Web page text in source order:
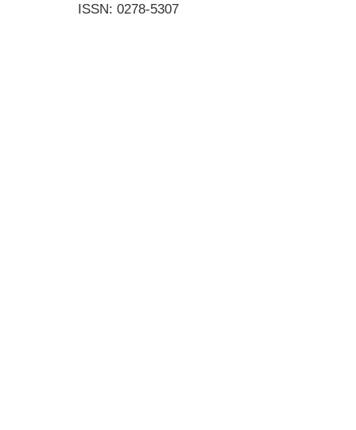
ISSN: 0278-5307